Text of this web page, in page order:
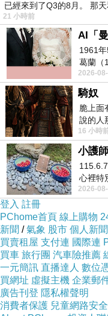
已經來到了Q3的8月。 那
21 小時前
1961
葛蘭（
2004）
2026-
騎奴
脆上面
說的人
了一個
16 小時
心裡特
智課的
2026-
登入 註冊
PChome首頁 線上購物
新聞 /氣象 股市 個人新
買賣租屋 支付連 國際連
買車 旅行團 汽車險推薦
一元簡訊 直播達人 數位
買網址 虛擬主機 企業郵
廣告刊登 隱私權聲明
消費者保護 兒童網路安全